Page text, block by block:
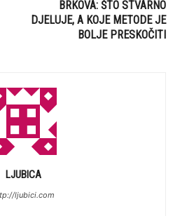
BRKOVA: ŠTO STVARNO
DJELUJE, A KOJE METODE JE
BOLJE PRESKOČITI
LJUBICA
ljubici.com